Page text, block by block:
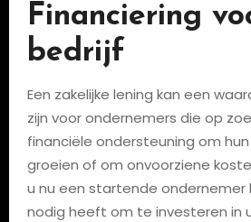
Financiering
bedrijf
Een zakelijke lening kan een
zijn voor ondernemers die op
financiële ondersteuning om
groeien of om onvoorziene
u nu een startende
nodig heeft om te investeren in